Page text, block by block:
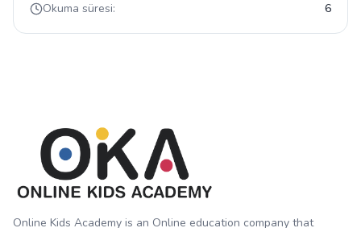
Okuma süresi:
6
Online Kids Academy is an Online education company that